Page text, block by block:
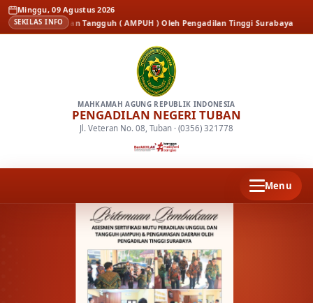
Minggu, 09 Agustus 2026
SEKILAS INFO
dan Tangguh ( AMPUH ) Oleh Pengadilan Tinggi Surabaya Berita
MAHKAMAH AGUNG REPUBLIK INDONESIA
PENGADILAN NEGERI TUBAN
Jl. Veteran No. 08, Tuban · (0356) 321778
Menu